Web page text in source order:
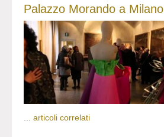
Palazzo Morando a Milano
articoli correlati